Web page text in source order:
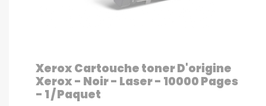
Xerox Cartouche toner D'origine
Xerox - Noir - Laser - 10000 Pages
- 1 / Paquet